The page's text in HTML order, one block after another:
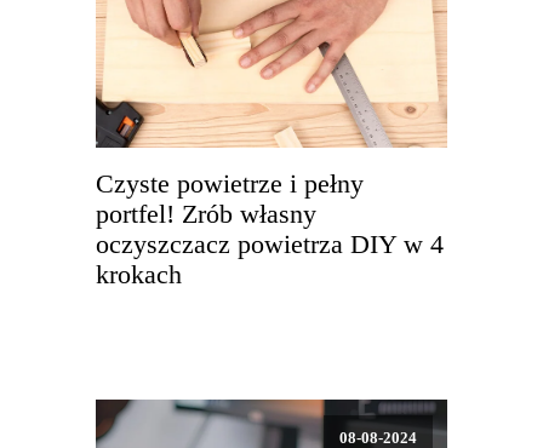
Czyste powietrze i pełny
portfel! Zrób własny
oczyszczacz powietrza DIY w 4
krokach
08-08-2024